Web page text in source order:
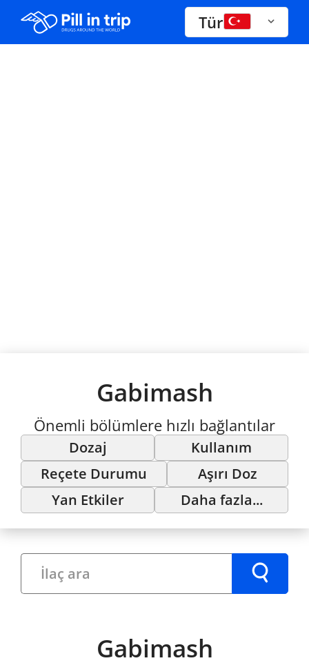
İlaçlar A-Z Tür
Gabimash
Önemli bölümlere hızlı bağlantılar
Dozaj
Kullanım
Reçete Durumu
Aşırı Doz
Yan Etkiler
Daha fazla...
Gabimash